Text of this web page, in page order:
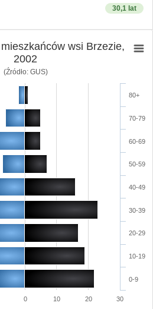
30,1 lat
wsi Brzezie,
2002
(Źródło: GUS)
0-9
10-19
20-29
30-39
40-49
50-59
60-69
70-79
80+
0 10 20 30